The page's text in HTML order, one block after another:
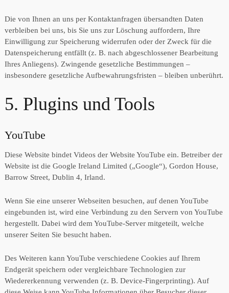
Die von Ihnen an uns per Kontaktanfragen übersandten Daten
verbleiben bei uns, bis Sie uns zur Löschung auffordern, Ihre
Einwilligung zur Speicherung widerrufen oder der Zweck für die
Datenspeicherung entfällt (z. B. nach abgeschlossener Bearbeitung
Ihres Anliegens). Zwingende gesetzliche Bestimmungen –
insbesondere gesetzliche Aufbewahrungsfristen – bleiben unberührt.
5. Plugins und Tools
YouTube
Diese Website bindet Videos der Website YouTube ein. Betreiber der
Website ist die Google Ireland Limited („Google“), Gordon House,
Barrow Street, Dublin 4, Irland.
Wenn Sie eine unserer Webseiten besuchen, auf denen YouTube
eingebunden ist, wird eine Verbindung zu den Servern von YouTube
hergestellt. Dabei wird dem YouTube-Server mitgeteilt, welche
unserer Seiten Sie besucht haben.
Des Weiteren kann YouTube verschiedene Cookies auf Ihrem
Endgerät speichern oder vergleichbare Technologien zur
Wiedererkennung verwenden (z. B. Device-Fingerprinting). Auf